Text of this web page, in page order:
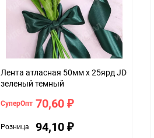
Лента атласная 50мм х 25ярд JD
зеленый темный
СуперОпт 70,60 ₽
Розница 94,10 ₽